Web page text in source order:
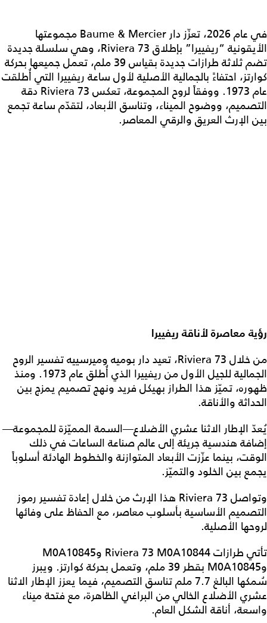
في عام 2026، تعزّز دار Baume & Mercier مجموعتها
الأيقونية “ريفييرا” بإطلاق Riviera 73، وهي سلسلة جديدة
تضم ثلاثة طرازات جديدة بقياس 39 ملم، تعمل جميعها بحركة
كوارتز، احتفاءً بالجمالية الأصلية لأول ساعة ريفييرا التي أُطلقت
عام 1973. ووفقاً لروح المجموعة، تعكس Riviera 73 دقة
التصميم، ووضوح الميناء، وتناسق الأبعاد، لتقدّم ساعة تجمع
بين الإرث العريق والرقي المعاصر.
رؤية معاصرة لأناقة ريفييرا
من خلال Riviera 73، تعيد دار بوميه وميرسييه تفسير الروح
الجمالية للجيل الأول من ريفييرا الذي أُطلق عام 1973. ومنذ
ظهوره، تميّز هذا الطراز بهيكل فريد ونهج تصميم يمزج بين
الحداثة والأناقة.
يُعدّ الإطار الاثنا عشري الأضلاع—السمة المميّزة للمجموعة—
إضافة هندسية جريئة إلى عالم صناعة الساعات في ذلك
الوقت، بينما عزّزت الأبعاد المتوازنة والخطوط الهادئة أسلوباً
يجمع بين الخلود والتميّز.
وتواصل Riviera 73 هذا الإرث من خلال إعادة تفسير رموز
التصميم الأساسية بأسلوب معاصر، مع الحفاظ على وفائها
لروحها الأصلية.
تأتي طرازات Riviera 73 M0A10844 وM0A10845
وM0A10845 بقطر 39 ملم، وتعمل بحركة كوارتز. ويبرز
سُمكها البالغ 7.7 ملم تناسق التصميم، فيما يعزز الإطار الاثنا
عشري الأضلاع الخالي من البراغي الظاهرة، مع فتحة ميناء
واسعة، أناقة الشكل العام.